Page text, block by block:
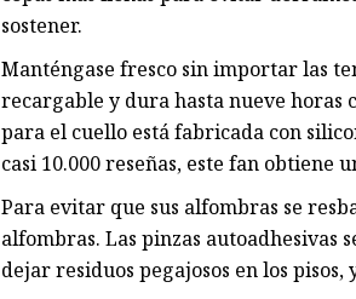
sostener.
Manténgase fresco sin importar las
recargable y dura hasta nueve horas
para el cuello está fabricada con
casi 10.000 reseñas, este fan obtiene
Para evitar que sus alfombras se
alfombras. Las pinzas autoadhesivas
dejar residuos pegajosos en los